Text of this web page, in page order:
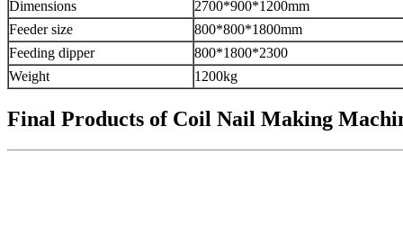
Dimensions
2700*900*1200mm
Feeder size
800*800*1800mm
Feeding dipper
800*1800*2300
Weight
1200kg
Final Products of Coil Nail Making